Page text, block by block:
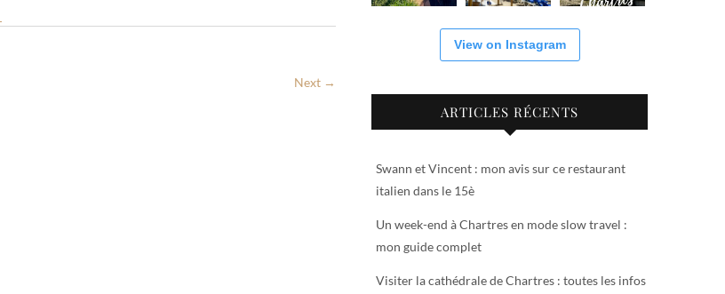
Next →
View on Instagram
ARTICLES RÉCENTS
Swann et Vincent : mon avis sur ce restaurant
italien dans le 15è
Un week-end à Chartres en mode slow travel :
mon guide complet
Visiter la cathédrale de Chartres : toutes les infos